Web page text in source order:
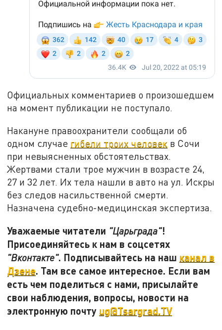
Официальных комментариев о произошедшем
на момент публикации не поступало.
Накануне правоохранители сообщали об
одном случае гибели троих человек в Сочи
при невыясненных обстоятельствах.
Жертвами стали трое мужчин в возрасте 24,
27 и 32 лет. Их тела нашли в авто на ул. Искры
без следов насильственной смерти.
Назначена судебно-медицинская экспертиза.
Уважаемые читатели "Царьграда"!
Присоединяйтесь к нам в соцсетях
"Вконтакте". Подписывайтесь на наш канал в
Дзене. Там все самое интересное. Если вам
есть чем поделиться с нами, присылайте
свои наблюдения, вопросы, новости на
электронную почту ug@Tsargrad.TV